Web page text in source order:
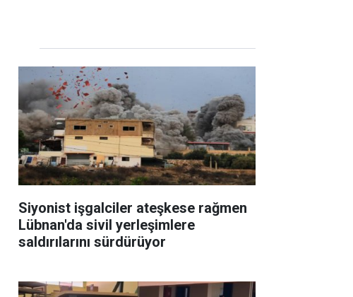
Siyonist işgalciler ateşkese rağmen
Lübnan'da sivil yerleşimlere
saldırılarını sürdürüyor